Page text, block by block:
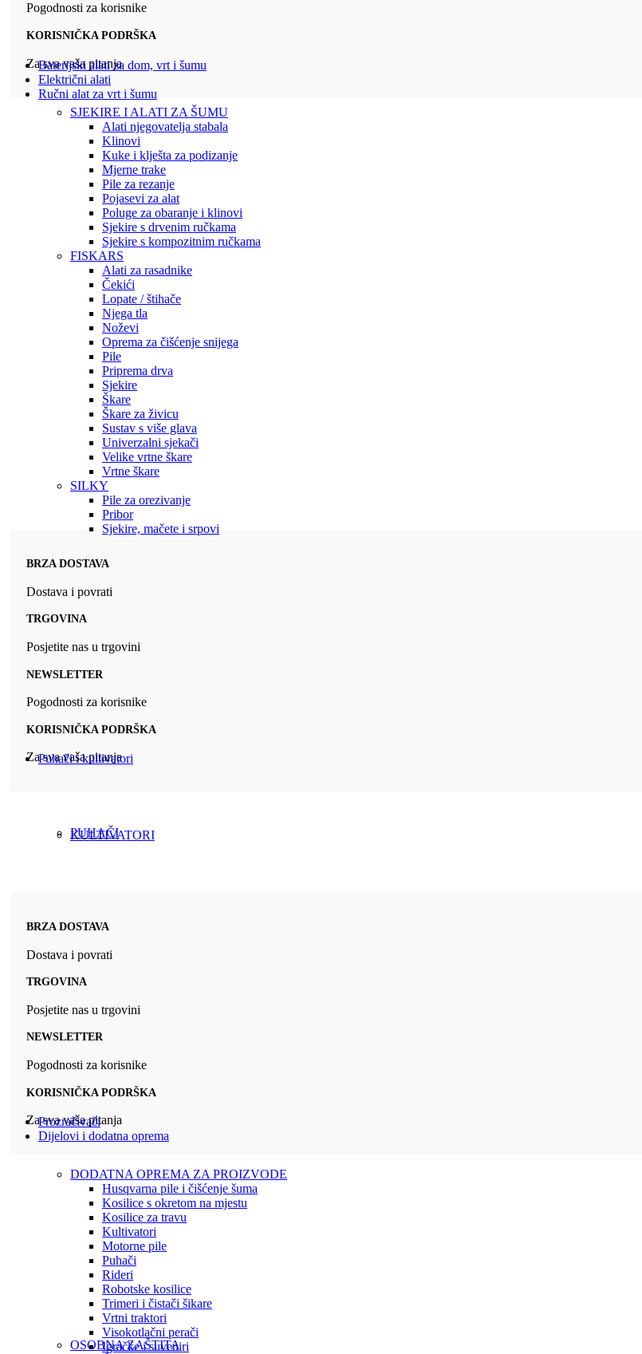
Pogodnosti za korisnike
KORISNIČKA PODRŠKA
Za sva vaša pitanja
Baterijski alati za dom, vrt i šumu
Električni alati
Ručni alat za vrt i šumu
SJEKIRE I ALATI ZA ŠUMU
Alati njegovatelja stabala
Klinovi
Kuke i klješta za podizanje
Mjerne trake
Pile za rezanje
Pojasevi za alat
Poluge za obaranje i klinovi
Sjekire s drvenim ručkama
Sjekire s kompozitnim ručkama
FISKARS
Alati za rasadnike
Čekići
Lopate / štihače
Njega tla
Noževi
Oprema za čišćenje snijega
Pile
Priprema drva
Sjekire
Škare
Škare za živicu
Sustav s više glava
Univerzalni sjekači
Velike vrtne škare
Vrtne škare
SILKY
Pile za orezivanje
Pribor
Sjekire, mačete i srpovi
BRZA DOSTAVA
Dostava i povrati
TRGOVINA
Posjetite nas u trgovini
NEWSLETTER
Pogodnosti za korisnike
KORISNIČKA PODRŠKA
Za sva vaša pitanja
Puhači i kultivatori
PUHAČI
KULTIVATORI
BRZA DOSTAVA
Dostava i povrati
TRGOVINA
Posjetite nas u trgovini
NEWSLETTER
Pogodnosti za korisnike
KORISNIČKA PODRŠKA
Za sva vaša pitanja
Prozračivači
Dijelovi i dodatna oprema
DODATNA OPREMA ZA PROIZVODE
Husqvarna pile i čišćenje šuma
Kosilice s okretom na mjestu
Kosilice za travu
Kultivatori
Motorne pile
Puhači
Rideri
Robotske kosilice
Trimeri i čistači šikare
Vrtni traktori
Visokotlačni perači
Igračke i suveniri
OSOBNA ZAŠTITA